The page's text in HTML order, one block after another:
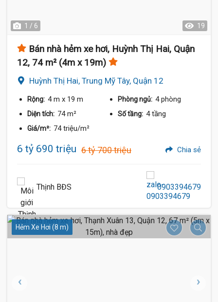
1 / 6 19
Bán nhà hẻm xe hơi, Huỳnh Thị Hai, Quận
12, 74 m² (4m x 19m)
Huỳnh Thị Hai, Trung Mỹ Tây, Quận 12
Rộng: 4 m x 19 m Phòng ngủ: 4 phòng
Diện tích: 74 m² Số tầng: 4 tầng
Giá/m²: 74 triệu/m²
6 tỷ 690 triệu 6 tỷ 700 triệu Chia sẻ
Thịnh BĐS 0903394679
Hẻm Xe Hơi (8 m)